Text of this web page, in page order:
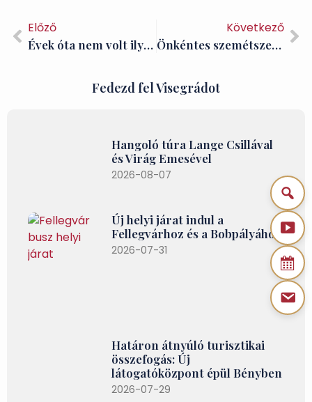
Előző
Évek óta nem volt ilyen jó időnk! Gyertek síelni Visegrádra!
Következő
Önkéntes szemétszedés Visegrádon
Fedezd fel Visegrádot
Hangoló túra Lange Csillával
és Virág Emesével
2026-08-07
Új helyi járat indul a
Fellegvárhoz és a Bobpályához
2026-07-31
Határon átnyúló turisztikai
összefogás: Új
látogatóközpont épül Bényben
2026-07-29